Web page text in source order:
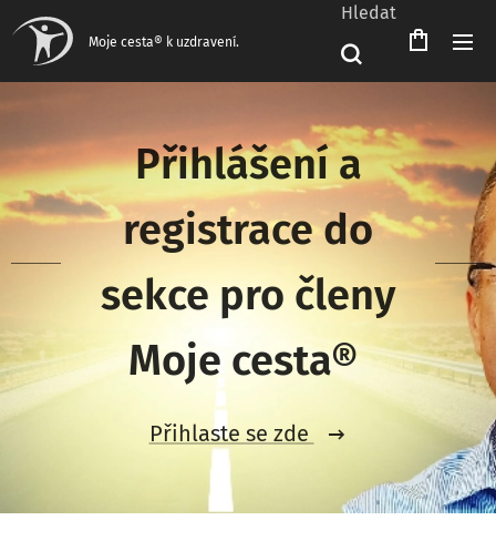
Moje cesta® k uzdravení.
Hledat
Přihlášení a
registrace do
sekce pro členy
Moje cesta®
Přihlaste se zde
Čeština‎